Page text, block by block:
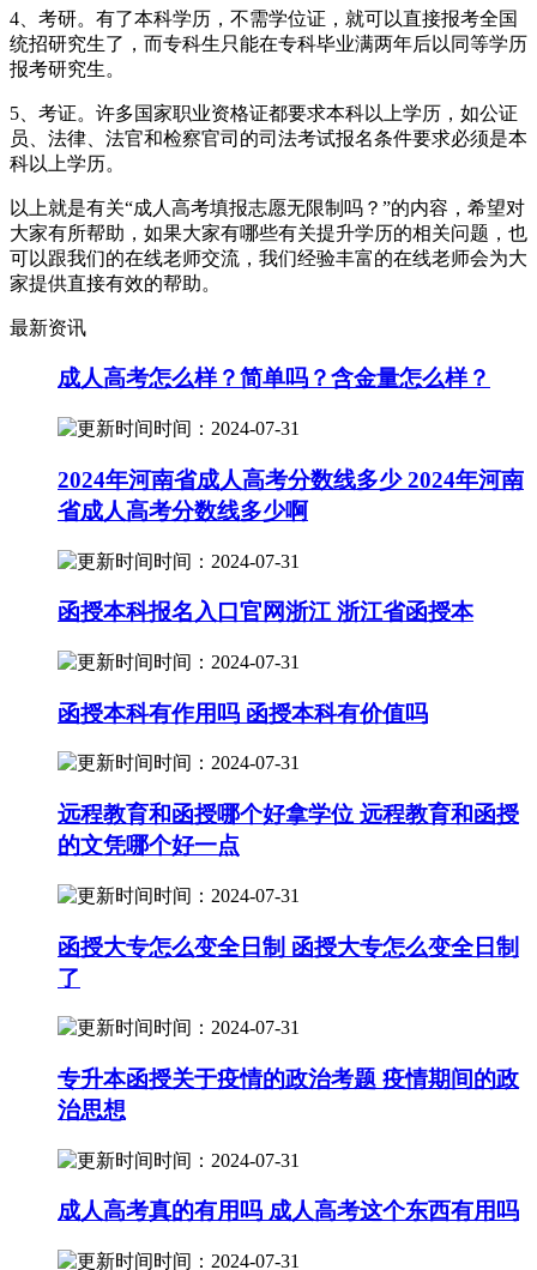
4、考研。有了本科学历，不需学位证，就可以直接报考全国
统招研究生了，而专科生只能在专科毕业满两年后以同等学历
报考研究生。
5、考证。许多国家职业资格证都要求本科以上学历，如公证
员、法律、法官和检察官司的司法考试报名条件要求必须是本
科以上学历。
以上就是有关“成人高考填报志愿无限制吗？”的内容，希望对
大家有所帮助，如果大家有哪些有关提升学历的相关问题，也
可以跟我们的在线老师交流，我们经验丰富的在线老师会为大
家提供直接有效的帮助。
最新资讯
成人高考怎么样？简单吗？含金量怎么样？
时间：2024-07-31
2024年河南省成人高考分数线多少 2024年河南
省成人高考分数线多少啊
时间：2024-07-31
函授本科报名入口官网浙江 浙江省函授本
时间：2024-07-31
函授本科有作用吗 函授本科有价值吗
时间：2024-07-31
远程教育和函授哪个好拿学位 远程教育和函授
的文凭哪个好一点
时间：2024-07-31
函授大专怎么变全日制 函授大专怎么变全日制
了
时间：2024-07-31
专升本函授关于疫情的政治考题 疫情期间的政
治思想
时间：2024-07-31
成人高考真的有用吗 成人高考这个东西有用吗
时间：2024-07-31